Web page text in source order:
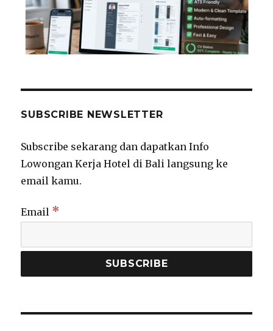
SUBSCRIBE NEWSLETTER
Subscribe sekarang dan dapatkan Info
Lowongan Kerja Hotel di Bali langsung ke
email kamu.
Email *